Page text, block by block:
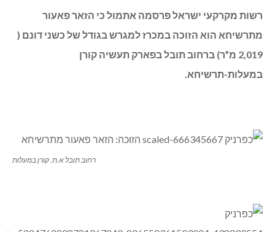
רשות מקרקעי ישראל פרסמה אתמול כי הזאר פאעור
מתרשיחא הוא הזוכה במכרז למגרש בגודל של כשני דונם (
2,019 מ”ר) ברחוב תובל בפארק תעשיה קורן
במעלות-תרשיחא.
רחוב תובל א.ת. קורן במעלות